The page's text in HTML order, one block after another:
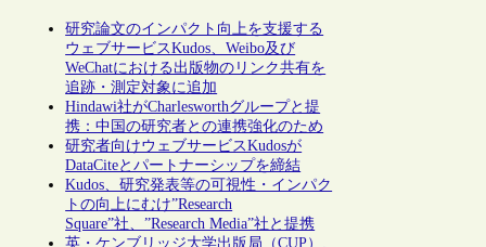
研究論文のインパクト向上を支援する
ウェブサービスKudos、Weibo及び
WeChatにおける出版物のリンク共有を
追跡・測定対象に追加
Hindawi社がCharlesworthグループと提
携：中国の研究者との連携強化のため
研究者向けウェブサービスKudosが
DataCiteとパートナーシップを締結
Kudos、研究発表等の可視性・インパク
トの向上にむけ”Research
Square”社、”Research Media”社と提携
英・ケンブリッジ大学出版局（CUP）、